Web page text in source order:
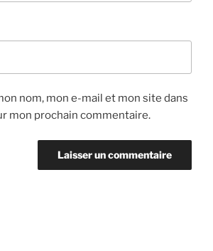
nom, mon e-mail et mon site dans
mon prochain commentaire.